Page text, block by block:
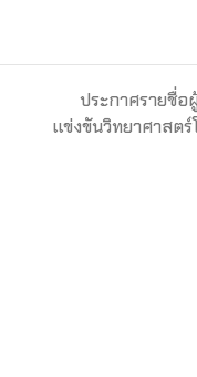
ประกาศรายชื่อ
แข่งขันวิทยาศาสต